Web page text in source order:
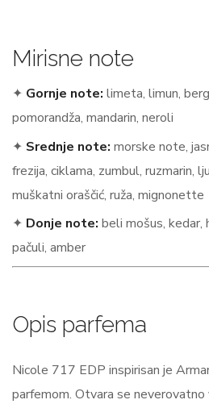
Mirisne note
✦ Gornje note: limeta, limun,
pomorandža, mandarin, neroli
✦ Srednje note: morske note,
frezija, ciklama, zumbul, ruzmarin,
muškatni oraščić, ruža, mignonette
✦ Donje note: beli mošus, kedar,
pačuli, amber
Opis parfema
Nicole 717 EDP inspirisan je
parfemom. Otvara se neverovatno